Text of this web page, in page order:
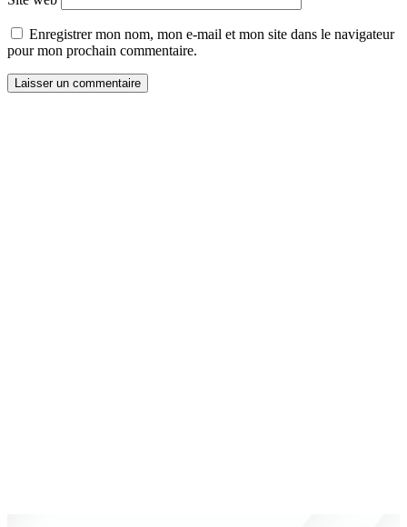
Enregistrer mon nom, mon e-mail et mon site dans le navigateur
pour mon prochain commentaire.